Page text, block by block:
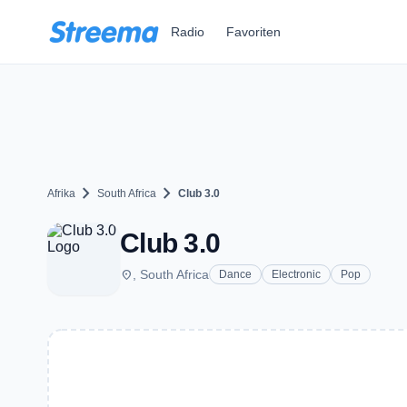
Radio Favoriten
Afrika chevron_right South Africa chevron_right Club 3.0
Club 3.0
place , South Africa Dance Electronic Pop